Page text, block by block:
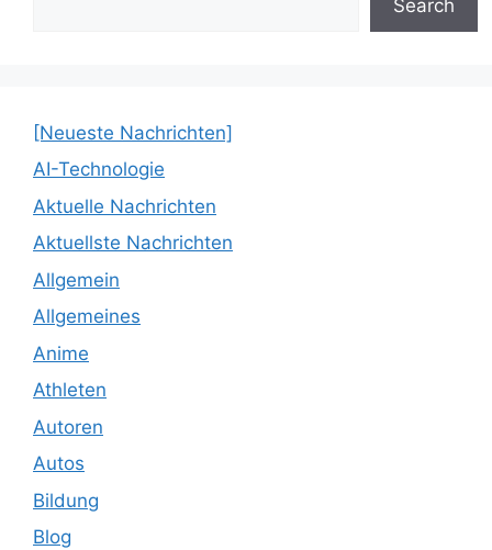
Search
[Neueste Nachrichten]
AI-Technologie
Aktuelle Nachrichten
Aktuellste Nachrichten
Allgemein
Allgemeines
Anime
Athleten
Autoren
Autos
Bildung
Blog